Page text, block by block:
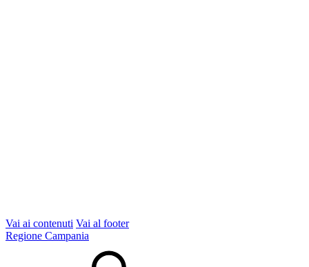
Vai ai contenuti Vai al footer
Regione Campania